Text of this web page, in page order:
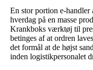
En stor portion e-handler
hverdag på en masse
Krankboks værktøj til
betinges af at ordren
det formål at de højst
inden logistikpersonalet